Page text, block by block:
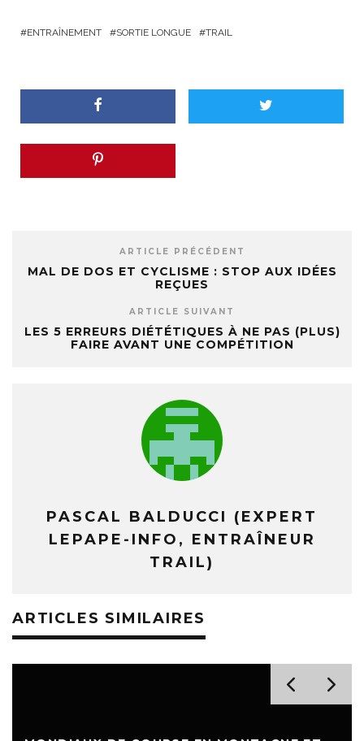
ENTRAÎNEMENT SORTIE LONGUE TRAIL
ARTICLE PRÉCÉDENT
MAL DE DOS ET CYCLISME : STOP AUX IDÉES
REÇUES
ARTICLE SUIVANT
LES 5 ERREURS DIÉTÉTIQUES À NE PAS (PLUS)
FAIRE AVANT UNE COMPÉTITION
PASCAL BALDUCCI (EXPERT
LEPAPE-INFO, ENTRAÎNEUR
TRAIL)
ARTICLES SIMILAIRES